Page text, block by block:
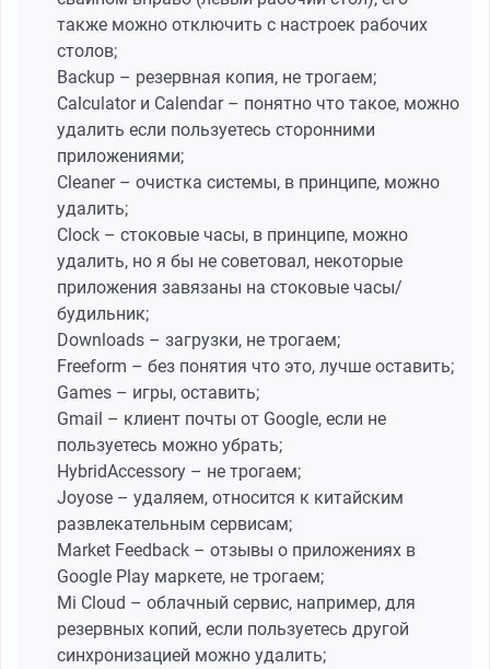
также можно отключить с настроек рабочих
столов;
Backup – резервная копия, не трогаем;
Calculator и Calendar – понятно что такое, можно
удалить если пользуетесь сторонними
приложениями;
Cleaner – очистка системы, в принципе, можно
удалить;
Clock – стоковые часы, в принципе, можно
удалить, но я бы не советовал, некоторые
приложения завязаны на стоковые часы/
будильник;
Downloads – загрузки, не трогаем;
Freeform – без понятия что это, лучше оставить;
Games – игры, оставить;
Gmail – клиент почты от Google, если не
пользуетесь можно убрать;
HybridAccessory – не трогаем;
Joyose – удаляем, относится к китайским
развлекательным сервисам;
Market Feedback – отзывы о приложениях в
Google Play маркете, не трогаем;
Mi Cloud – облачный сервис, например, для
резервных копий, если пользуетесь другой
синхронизацией можно удалить;